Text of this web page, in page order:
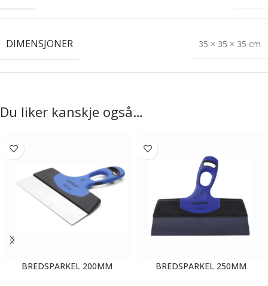
DIMENSJONER 35 × 35 × 35 cm
Du liker kanskje også…
BREDSPARKEL 200MM BREDSPARKEL 250MM